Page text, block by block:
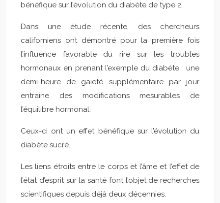
bénéfique sur l’évolution du diabète de type 2.
Dans une étude récente, des chercheurs
californiens ont démontré pour la première fois
l’influence favorable du rire sur les troubles
hormonaux en prenant l’exemple du diabète : une
demi-heure de gaieté supplémentaire par jour
entraîne des modifications mesurables de
l’équilibre hormonal.
Ceux-ci ont un effet bénéfique sur l’évolution du
diabète sucré.
Les liens étroits entre le corps et l’âme et l’effet de
l’état d’esprit sur la santé font l’objet de recherches
scientifiques depuis déjà deux décennies.